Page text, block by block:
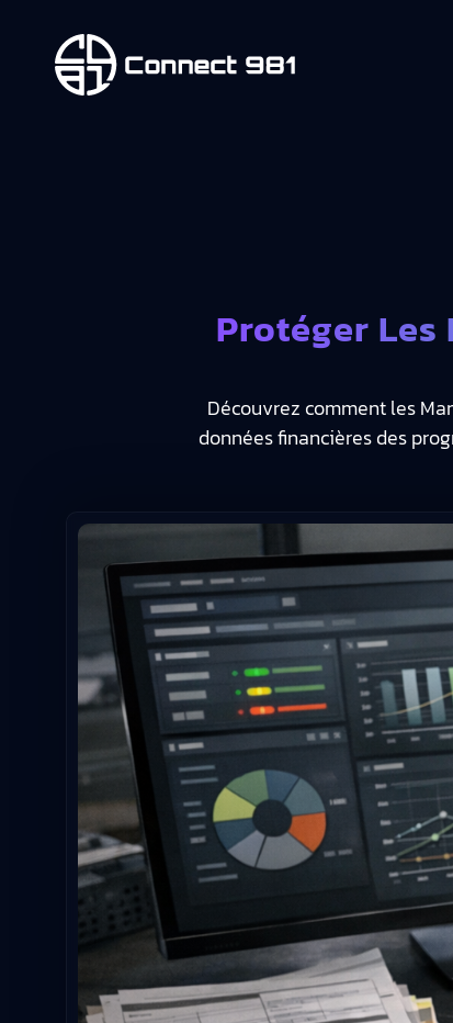
Protéger
Découvrez comment les
données financières des